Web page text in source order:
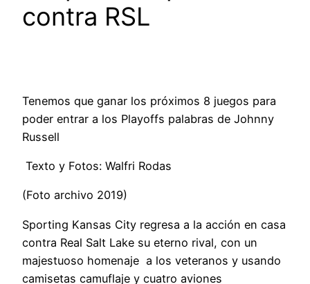
contra RSL
Tenemos que ganar los próximos 8 juegos para
poder entrar a los Playoffs palabras de Johnny
Russell
Texto y Fotos: Walfri Rodas
(Foto archivo 2019)
Sporting Kansas City regresa a la acción en casa
contra Real Salt Lake su eterno rival, con un
majestuoso homenaje a los veteranos y usando
camisetas camuflaje y cuatro aviones